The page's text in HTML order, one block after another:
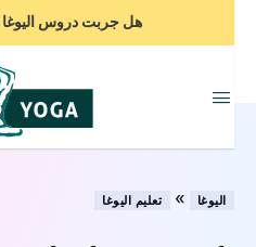
هل جربت دروس اليوغا
اليوغا » تعليم اليوغا